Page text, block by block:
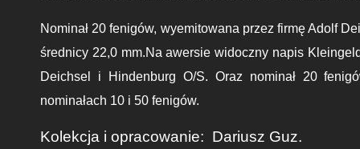
Nominał 20 fenigów, wyemitowana przez firmę Adolf
średnicy 22,0 mm.Na awersie widoczny napis
Deichsel i Hindenburg O/S. Oraz nominał 20
nominałach 10 i 50 fenigów.
Kolekcja i opracowanie: Dariusz Guz.